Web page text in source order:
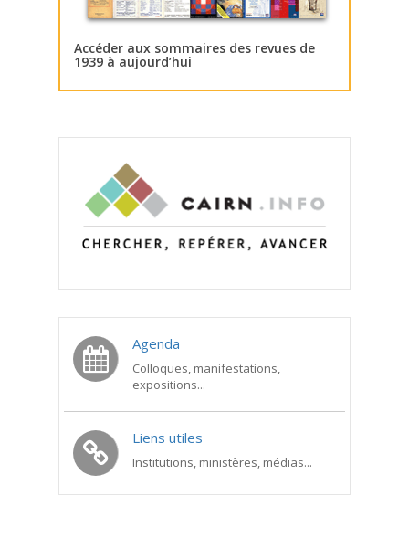
Accéder aux sommaires des revues de
1939 à aujourd’hui
Agenda
Colloques, manifestations,
expositions...
Liens utiles
Institutions, ministères, médias...